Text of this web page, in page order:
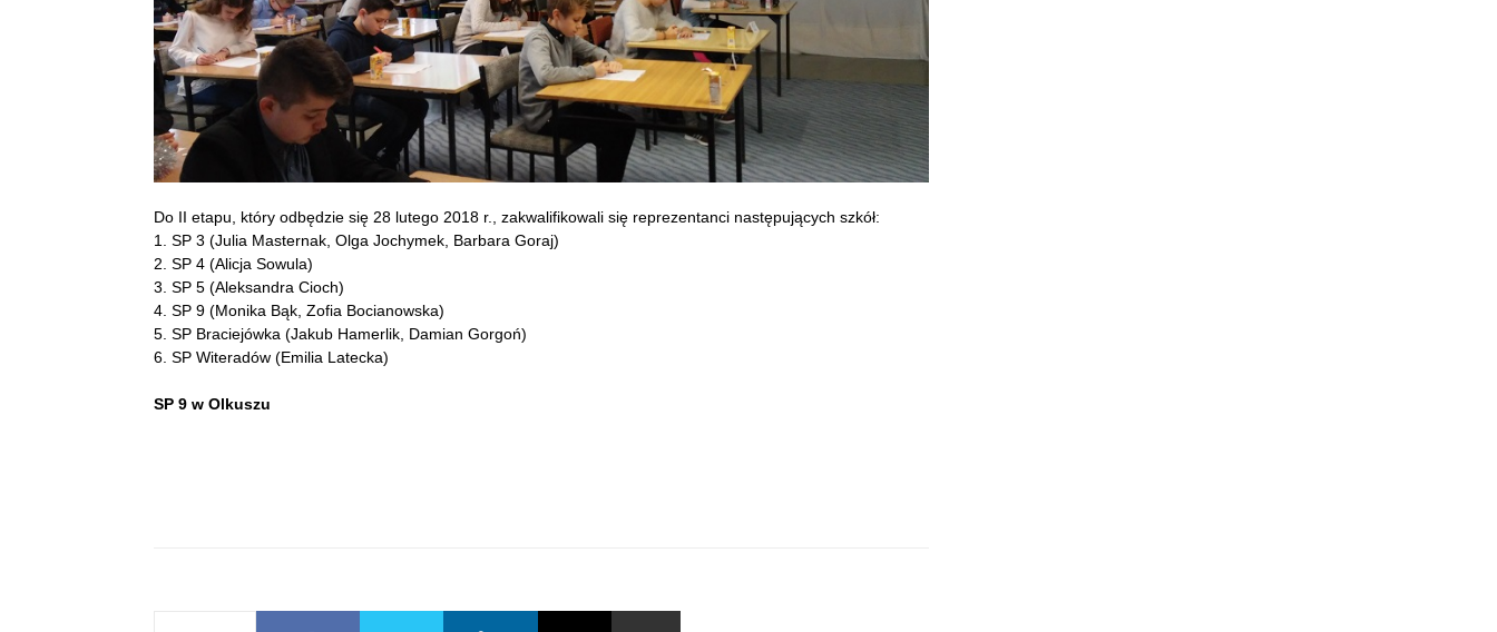
Do II etapu, który odbędzie się 28 lutego 2018 r., zakwalifikowali się reprezentanci następujących szkół:
1. SP 3 (Julia Masternak, Olga Jochymek, Barbara Goraj)
2. SP 4 (Alicja Sowula)
3. SP 5 (Aleksandra Cioch)
4. SP 9 (Monika Bąk, Zofia Bocianowska)
5. SP Braciejówka (Jakub Hamerlik, Damian Gorgoń)
6. SP Witeradów (Emilia Latecka)
SP 9 w Olkuszu